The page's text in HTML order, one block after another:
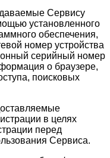
Сервису
установленного
обеспечения,
номер устройства
серийный номер
о браузере,
поисковых
в целях
перед
Сервиса.